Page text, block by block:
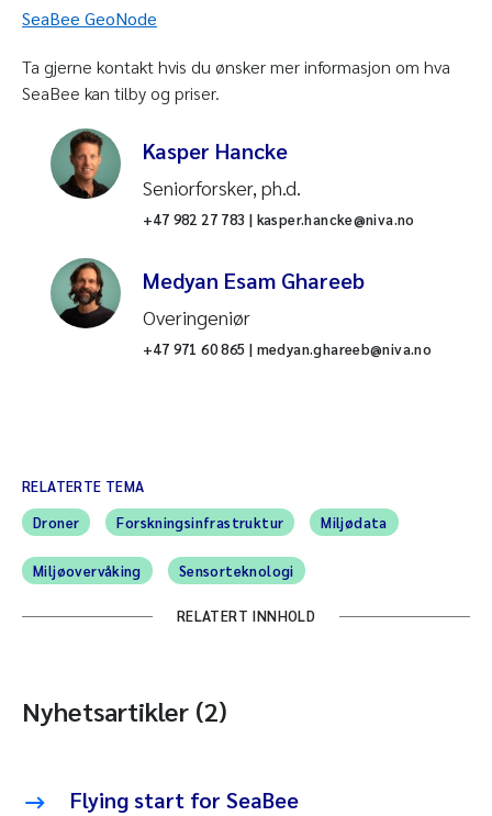
DJI MATRICE 350 RTK
DJI M600
MavicMini (flere)
For en fullstendig oversikt, se
DJI Zenmuse P1 45MP RGB sensor
Vanlig RGB/bildesensor. Klassisk fargebilde
lys.
Specim AFX10 sensor
Hyperspektral sensor. Benytter det
bølgelengder fra spesifikke objekter. Som et
produsere digitale 3D-modeller av et område
SeaBee GeoNode
Ta gjerne kontakt hvis du ønsker mer informasjon om hva
SeaBee kan tilby og priser.
Kasper Hancke
Seniorforsker, ph.d.
+47 982 27 783 | kasper.hancke@niva.no
Medyan Esam Ghareeb
Overingeniør
+47 971 60 865 | medyan.ghareeb@niva.no
RELATERTE TEMA
Droner
Forskningsinfrastruktur Miljødata
Miljøovervåking Sensorteknologi
RELATERT INNHOLD
Nyhetsartikler (2)
​Flying start for SeaBee